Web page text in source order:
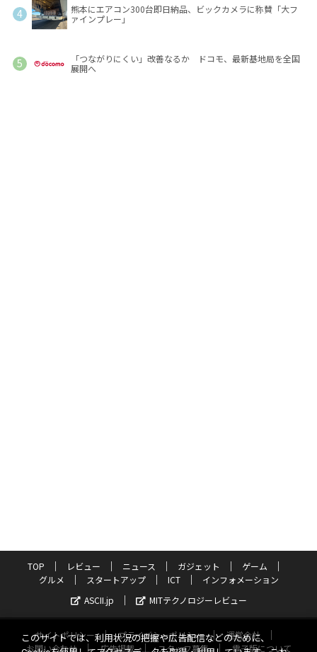
熊本にエアコン300台即日納品、ビックカメラに称賛「大フ
ァインプレー」
「つながりにくい」改善なるか ドコモ、最新基地局を全国
展開へ
TOP レビュー ニュース ガジェット
ゲーム
グルメ
スタートアップ ICT
インフォメーション
ASCII.jp
MITテクノロジーレビュー
サイトポリシー プライバシーポリシー
運営会社
お問い合わせ
広告掲載 スタッフ募集 電子版について
このサイトでは、利用状況の把握や広告配信などのために、